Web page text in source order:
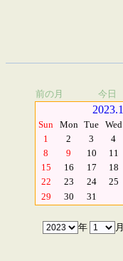
前の月 今日
2023.1
Sun Mon Tue Wed
1
2 3 4
8
9 10 11
15
16 17 18
22
23 24 25
29
30 31
年 月